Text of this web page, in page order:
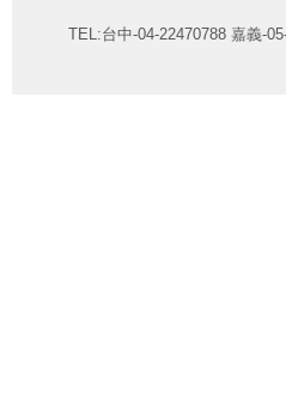
TEL:台中-04-22470788 嘉義-